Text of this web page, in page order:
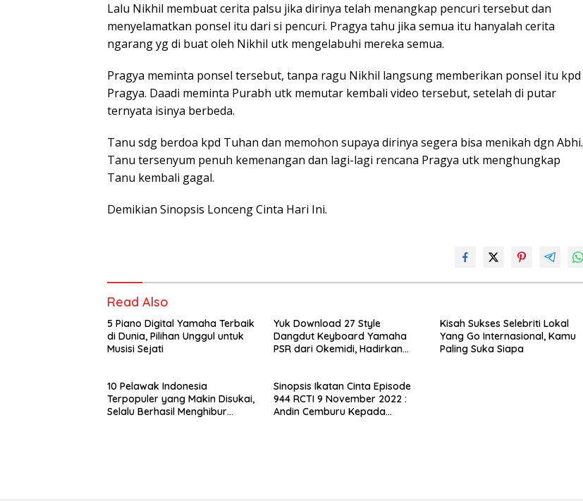
Lalu Nikhil membuat cerita palsu jika dirinya telah menangkap pencuri tersebut dan
menyelamatkan ponsel itu dari si pencuri. Pragya tahu jika semua itu hanyalah cerita
ngarang yg di buat oleh Nikhil utk mengelabuhi mereka semua.
Pragya meminta ponsel tersebut, tanpa ragu Nikhil langsung memberikan ponsel itu kpd
Pragya. Daadi meminta Purabh utk memutar kembali video tersebut, setelah di putar
ternyata isinya berbeda.
Tanu sdg berdoa kpd Tuhan dan memohon supaya dirinya segera bisa menikah dgn Abhi.
Tanu tersenyum penuh kemenangan dan lagi-lagi rencana Pragya utk menghungkap
Tanu kembali gagal.
Demikian Sinopsis Lonceng Cinta Hari Ini.
Read Also
5 Piano Digital Yamaha Terbaik
di Dunia, Pilihan Unggul untuk
Musisi Sejati
Yuk Download 27 Style
Dangdut Keyboard Yamaha
PSR dari Okemidi, Hadirkan
Kisah Sukses Selebriti Lokal
Yang Go Internasional, Kamu
Paling Suka Siapa
10 Pelawak Indonesia
Terpopuler yang Makin Disukai,
Selalu Berhasil Menghibur
Sinopsis Ikatan Cinta Episode
944 RCTI 9 November 2022 :
Andin Cemburu Kepada